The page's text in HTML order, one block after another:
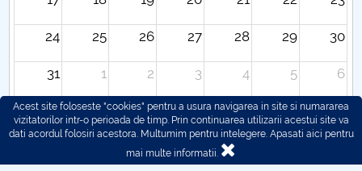
24 25 26 27 28 29 30
31 1 2 3 4 5 6
Acest site foloseste "cookies" pentru a usura navigarea in site si numararea
vizitatorilor intr-o perioada de timp. Prin continuarea utilizarii acestui site va
dati acordul folosiri acestora. Multumim pentru intelegere. Apasati aici pentru
mai multe informatii.